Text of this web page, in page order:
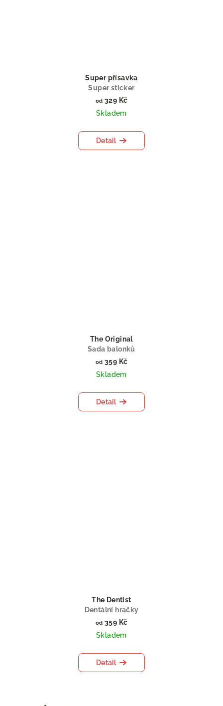
Super přísavka
Super sticker
od 329 Kč
Skladem
Detail
The Original
Sada balonků
od 359 Kč
Skladem
Detail
The Dentist
Dentální hračky
od 359 Kč
Skladem
Detail